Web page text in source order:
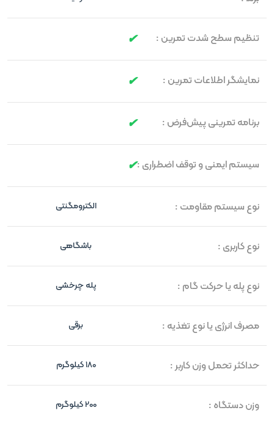
تنظیم سطح شدت تمرین :
نمایشگر اطلاعات تمرین :
برنامه تمرینی پیش‌فرض :
سیستم ایمنی و توقف اضطراری :
نوع سیستم مقاومت : الکترومگنتی
نوع کاربری : باشگاهی
نوع پله یا حرکت گام : پله چرخشی
مصرف انرژی یا نوع تغذیه : برقی
حداکثر تحمل وزن کاربر : 180 کیلوگرم
وزن دستگاه : 200 کیلوگرم